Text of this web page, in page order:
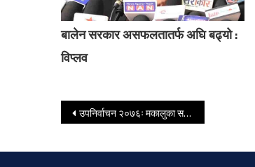
बालेन सरकार असफलतातर्फ अघि बढ्यो :
विप्लव
Post navigation
उपनिर्वाचन २०७६ः मकालुका सबै मतदान केन्द्र संवेदनशील